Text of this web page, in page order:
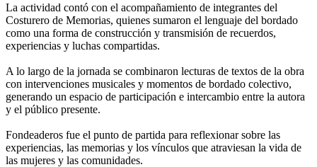
La actividad contó con el acompañamiento de integrantes del
Costurero de Memorias, quienes sumaron el lenguaje del bordado
como una forma de construcción y transmisión de recuerdos,
experiencias y luchas compartidas.
A lo largo de la jornada se combinaron lecturas de textos de la obra
con intervenciones musicales y momentos de bordado colectivo,
generando un espacio de participación e intercambio entre la autora
y el público presente.
Fondeaderos fue el punto de partida para reflexionar sobre las
experiencias, las memorias y los vínculos que atraviesan la vida de
las mujeres y las comunidades.